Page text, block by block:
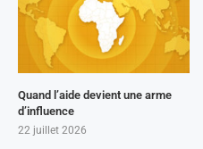
Quand l’aide devient une arme
d’influence
22 juillet 2026